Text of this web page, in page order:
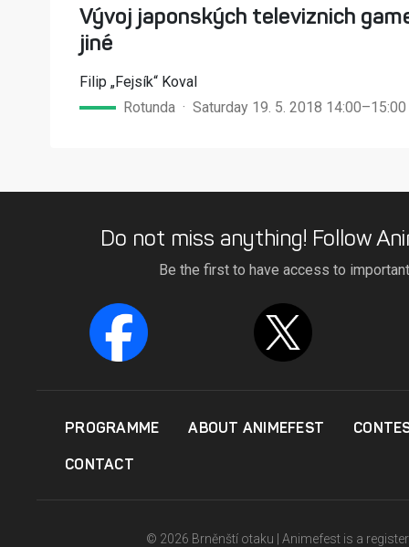
Vývoj japonských televiznich
jiné
Filip „Fejsík“ Koval
Rotunda · Saturday 19. 5. 2018 14:00–15:00
Do not miss anything! Follow
Be the first to have access to
PROGRAMME ABOUT ANIMEFEST
CONTACT
© 2026 Brněnští otaku | Animefest is a